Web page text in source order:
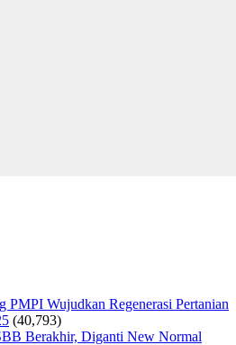
PMPI Wujudkan Regenerasi Pertanian
(40,793)
Berakhir, Diganti New Normal